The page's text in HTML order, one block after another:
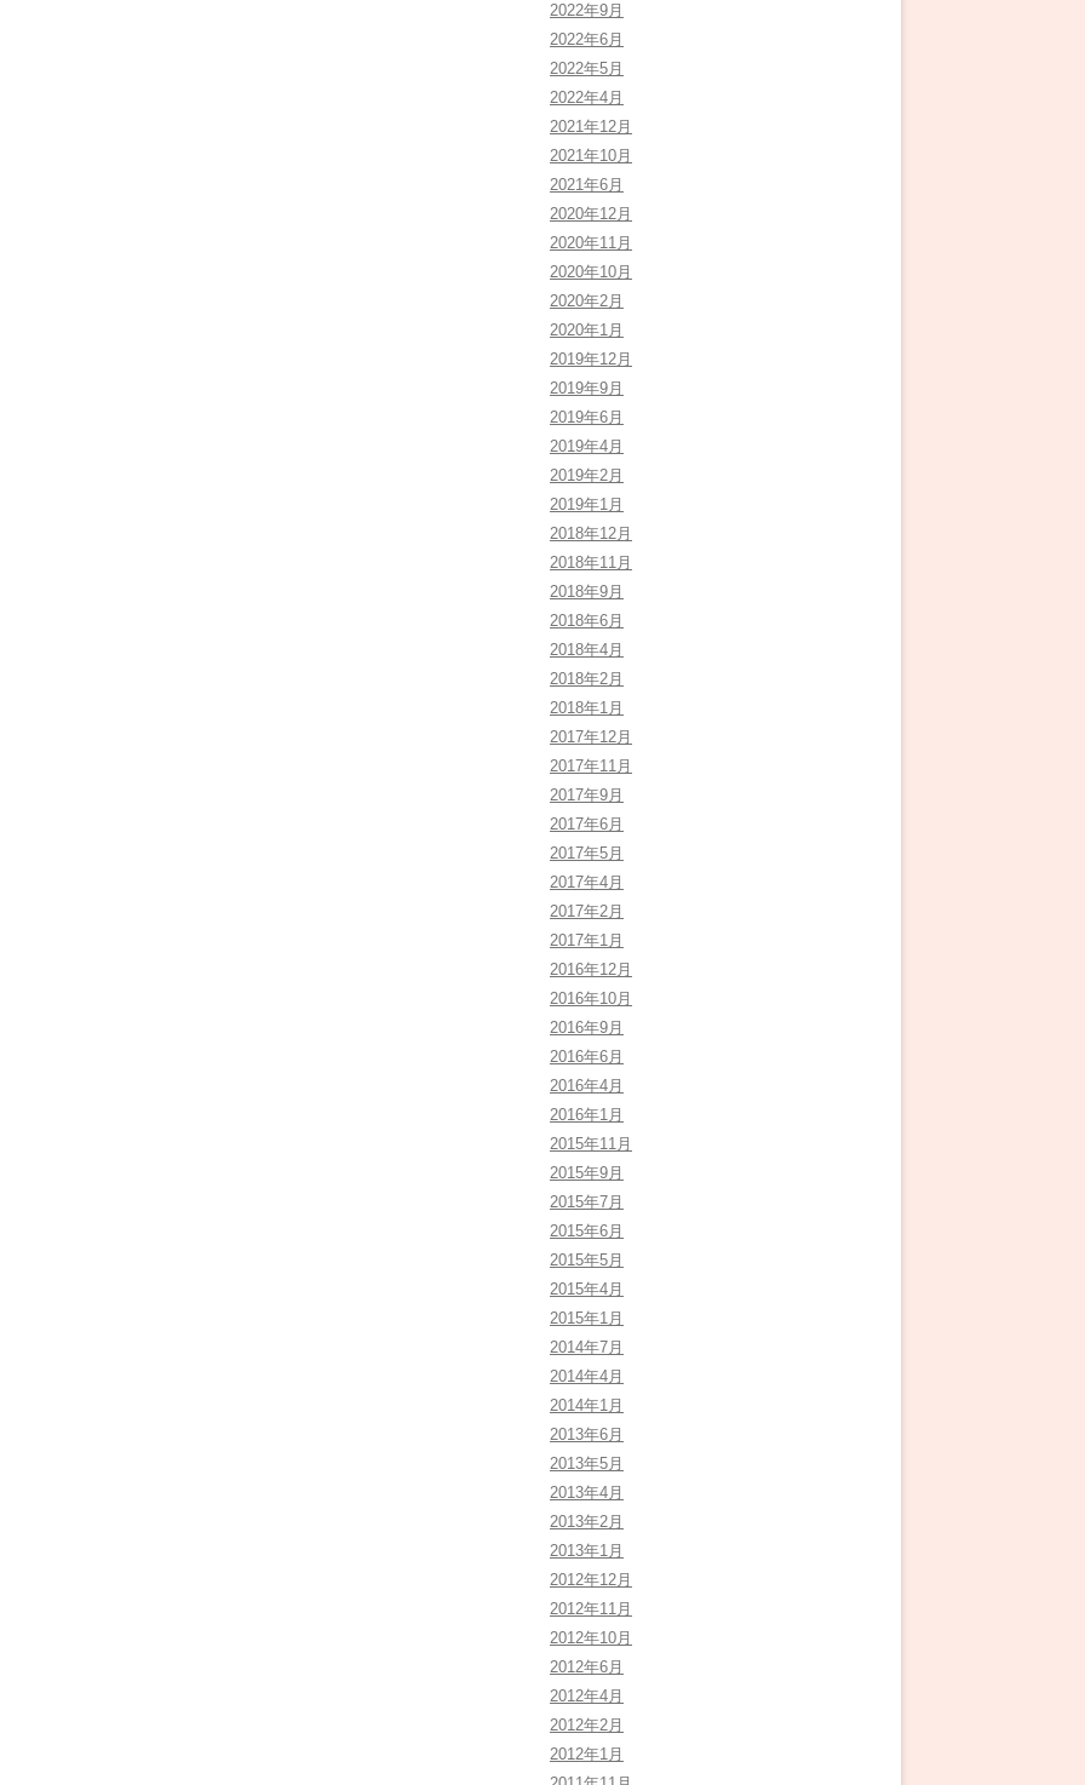
2022年9月
2022年6月
2022年5月
2022年4月
2021年12月
2021年10月
2021年6月
2020年12月
2020年11月
2020年10月
2020年2月
2020年1月
2019年12月
2019年9月
2019年6月
2019年4月
2019年2月
2019年1月
2018年12月
2018年11月
2018年9月
2018年6月
2018年4月
2018年2月
2018年1月
2017年12月
2017年11月
2017年9月
2017年6月
2017年5月
2017年4月
2017年2月
2017年1月
2016年12月
2016年10月
2016年9月
2016年6月
2016年4月
2016年1月
2015年11月
2015年9月
2015年7月
2015年6月
2015年5月
2015年4月
2015年1月
2014年7月
2014年4月
2014年1月
2013年6月
2013年5月
2013年4月
2013年2月
2013年1月
2012年12月
2012年11月
2012年10月
2012年6月
2012年4月
2012年2月
2012年1月